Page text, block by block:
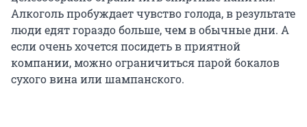
Алкоголь пробуждает чувство голода, в результате
люди едят гораздо больше, чем в обычные дни. А
если очень хочется посидеть в приятной
компании, можно ограничиться парой бокалов
сухого вина или шампанского.